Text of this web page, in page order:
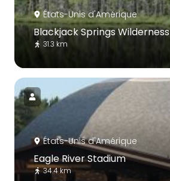
États-Unis d'Amérique
Blackjack Springs Wilderness
31.3 km
États-Unis d'Amérique
Eagle River Stadium
34.4 km